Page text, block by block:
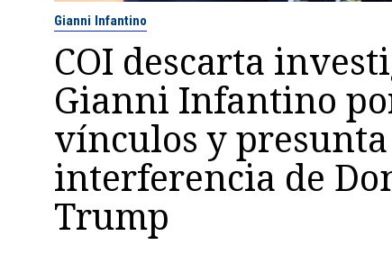
Gianni Infantino
COI descarta
Gianni Infantino
vínculos y presunta
interferencia de
Trump